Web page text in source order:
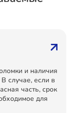
и наличия
случае, если в
часть, срок
для